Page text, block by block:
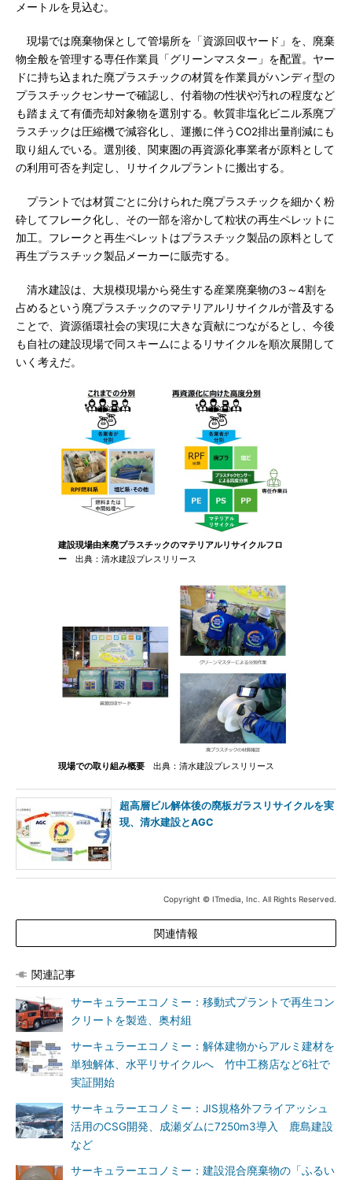
メートルを見込む。
現場では廃棄物保として管場所を「資源回収ヤード」を、廃棄
物全般を管理する専任作業員「グリーンマスター」を配置。ヤー
ドに持ち込まれた廃プラスチックの材質を作業員がハンディ型の
プラスチックセンサーで確認し、付着物の性状や汚れの程度など
も踏まえて有価売却対象物を選別する。軟質非塩化ビニル系廃プ
ラスチックは圧縮機で減容化し、運搬に伴うCO2排出量削減にも
取り組んでいる。選別後、関東圏の再資源化事業者が原料として
の利用可否を判定し、リサイクルプラントに搬出する。
プラントでは材質ごとに分けられた廃プラスチックを細かく粉
砕してフレーク化し、その一部を溶かして粒状の再生ペレットに
加工。フレークと再生ペレットはプラスチック製品の原料として
再生プラスチック製品メーカーに販売する。
清水建設は、大規模現場から発生する産業廃棄物の3～4割を
占めるという廃プラスチックのマテリアルリサイクルが普及する
ことで、資源循環社会の実現に大きな貢献につながるとし、今後
も自社の建設現場で同スキームによるリサイクルを順次展開して
いく考えだ。
建設現場由来廃プラスチックのマテリアルリサイクルフロ
ー 出典：清水建設プレスリリース
現場での取り組み概要 出典：清水建設プレスリリース
超高層ビル解体後の廃板ガラスリサイクルを実
現、清水建設とAGC
Copyright © ITmedia, Inc. All Rights Reserved.
関連情報
関連記事
サーキュラーエコノミー：移動式プラントで再生コン
クリートを製造、奥村組
サーキュラーエコノミー：解体建物からアルミ建材を
単独解体、水平リサイクルへ 竹中工務店など6社で
実証開始
サーキュラーエコノミー：JIS規格外フライアッシュ
活用のCSG開発、成瀬ダムに7250m3導入 鹿島建設
など
サーキュラーエコノミー：建設混合廃棄物の「ふるい